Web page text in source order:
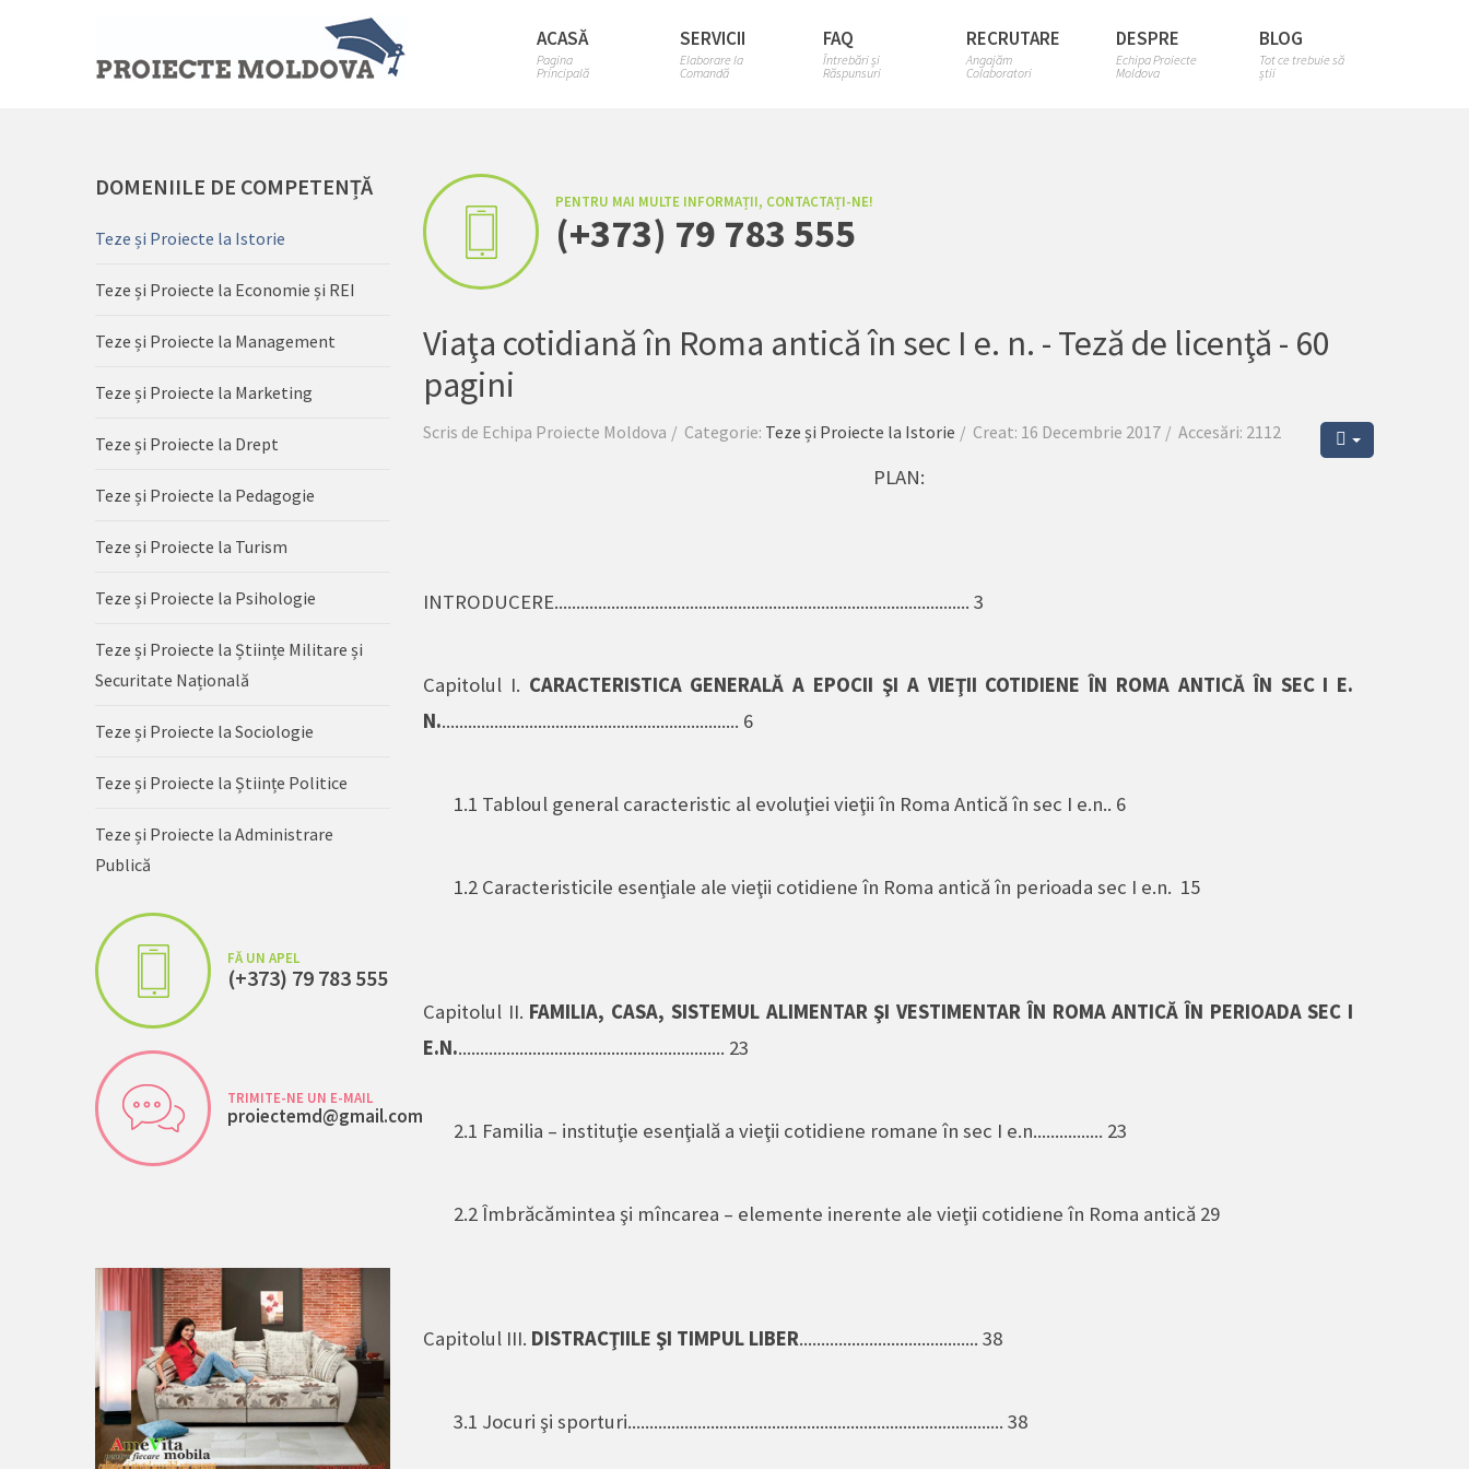
ACASĂ
Pagina
Principală
SERVICII
Elaborare la
Comandă
FAQ
Întrebări și
Răspunsuri
RECRUTARE
Angajăm
Colaboratori
DESPRE
Echipa Proiecte
Moldova
BLOG
Tot ce trebuie să
știi
PENTRU MAI MULTE INFORMAȚII, CONTACTAȚI-NE!
(+373) 79 783 555
Viaţa cotidiană în Roma antică în sec I e. n. - Teză de licenţă - 60
pagini
Scris de Echipa Proiecte Moldova Categorie: Teze și Proiecte la Istorie Creat: 16 Decembrie 2017 Accesări: 2112
PLAN:
INTRODUCERE............................................................................................... 3
Capitolul I. CARACTERISTICA GENERALĂ A EPOCII ŞI A VIEŢII COTIDIENE ÎN ROMA ANTICĂ ÎN SEC I E.
N..................................................................... 6
1.1 Tabloul general caracteristic al evoluţiei vieţii în Roma Antică în sec I e.n.. 6
1.2 Caracteristicile esenţiale ale vieţii cotidiene în Roma antică în perioada sec I e.n. 15
Capitolul II. FAMILIA, CASA, SISTEMUL ALIMENTAR ŞI VESTIMENTAR ÎN ROMA ANTICĂ ÎN PERIOADA SEC I
E.N.............................................................. 23
2.1 Familia – instituţie esenţială a vieţii cotidiene romane în sec I e.n................ 23
2.2 Îmbrăcămintea şi mîncarea – elemente inerente ale vieţii cotidiene în Roma antică 29
Capitolul III. DISTRACŢIILE ŞI TIMPUL LIBER......................................... 38
3.1 Jocuri şi sporturi...................................................................................... 38
DOMENIILE DE COMPETENȚĂ
Teze și Proiecte la Istorie
Teze și Proiecte la Economie și REI
Teze și Proiecte la Management
Teze și Proiecte la Marketing
Teze și Proiecte la Drept
Teze și Proiecte la Pedagogie
Teze și Proiecte la Turism
Teze și Proiecte la Psihologie
Teze și Proiecte la Științe Militare și
Securitate Națională
Teze și Proiecte la Sociologie
Teze și Proiecte la Științe Politice
Teze și Proiecte la Administrare
Publică
FĂ UN APEL
(+373) 79 783 555
TRIMITE-NE UN E-MAIL
proiectemd@gmail.com